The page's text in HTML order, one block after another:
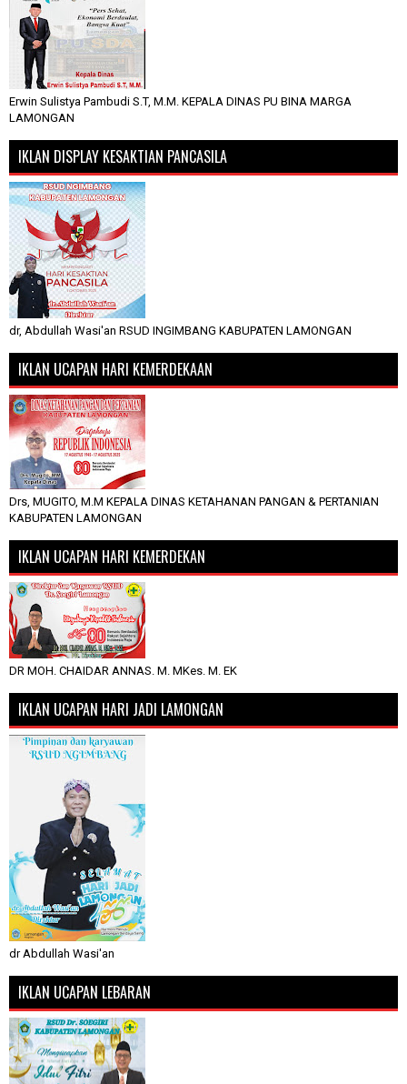
Erwin Sulistya Pambudi S.T, M.M. KEPALA DINAS PU BINA MARGA
LAMONGAN
IKLAN DISPLAY KESAKTIAN PANCASILA
dr, Abdullah Wasi'an RSUD INGIMBANG KABUPATEN LAMONGAN
IKLAN UCAPAN HARI KEMERDEKAAN
Drs, MUGITO, M.M KEPALA DINAS KETAHANAN PANGAN & PERTANIAN
KABUPATEN LAMONGAN
IKLAN UCAPAN HARI KEMERDEKAN
DR MOH. CHAIDAR ANNAS. M. MKes. M. EK
IKLAN UCAPAN HARI JADI LAMONGAN
dr Abdullah Wasi'an
IKLAN UCAPAN LEBARAN